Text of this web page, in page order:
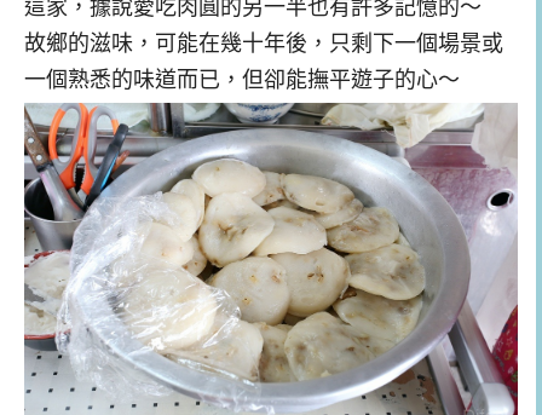
故鄉的滋味，可能在幾十年後，只剩下一個場景或
一個熟悉的味道而已，但卻能撫平遊子的心～